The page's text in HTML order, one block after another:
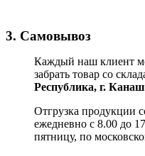
3. Самовывоз
Каждый наш клиент
забрать товар со
Республика, г.
Отгрузка продукции
ежедневно с 8.00 до
пятницу, по